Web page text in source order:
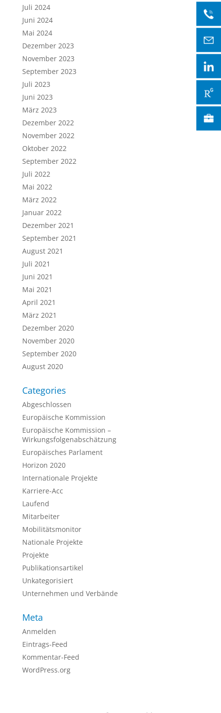
Juli 2024
Juni 2024
Mai 2024
Dezember 2023
November 2023
September 2023
Juli 2023
Juni 2023
März 2023
Dezember 2022
November 2022
Oktober 2022
September 2022
Juli 2022
Mai 2022
März 2022
Januar 2022
Dezember 2021
September 2021
August 2021
Juli 2021
Juni 2021
Mai 2021
April 2021
März 2021
Dezember 2020
November 2020
September 2020
August 2020
Categories
Abgeschlossen
Europäische Kommission
Europäische Kommission –
Wirkungsfolgenabschätzung
Europäisches Parlament
Horizon 2020
Internationale Projekte
Karriere-Acc
Laufend
Mitarbeiter
Mobilitätsmonitor
Nationale Projekte
Projekte
Publikationsartikel
Unkategorisiert
Unternehmen und Verbände
Meta
Anmelden
Eintrags-Feed
Kommentar-Feed
WordPress.org